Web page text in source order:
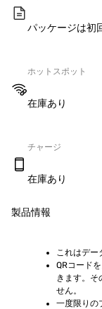
パッケージは初
ホットスポット
在庫あり
チャージ
在庫あり
製品情報
これはデー
QRコード
きます。そ
せん。
一度限りの